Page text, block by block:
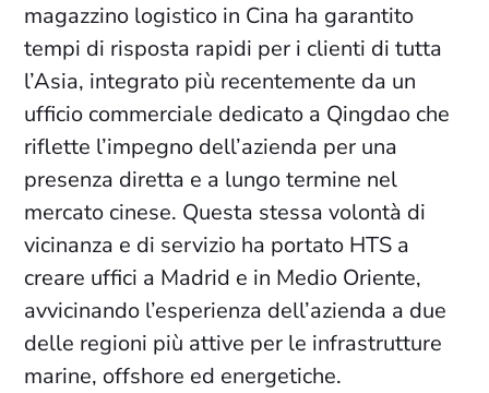
magazzino logistico in Cina ha garantito
tempi di risposta rapidi per i clienti di tutta
l’Asia, integrato più recentemente da un
ufficio commerciale dedicato a Qingdao che
riflette l’impegno dell’azienda per una
presenza diretta e a lungo termine nel
mercato cinese. Questa stessa volontà di
vicinanza e di servizio ha portato HTS a
creare uffici a Madrid e in Medio Oriente,
avvicinando l’esperienza dell’azienda a due
delle regioni più attive per le infrastrutture
marine, offshore ed energetiche.